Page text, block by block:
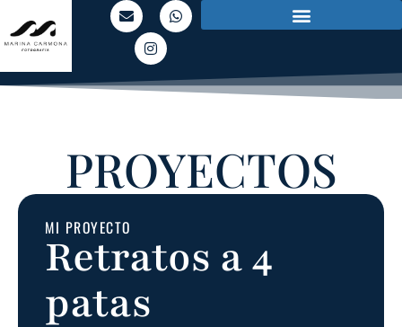
PROYECTOS
MI PROYECTO
Retratos a 4
patas